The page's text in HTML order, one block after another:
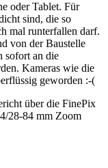
oder Tablet. Für
sind, die so
mal runterfallen darf.
von der Baustelle
sofort an die
Kameras wie die
geworden :-(
über die FinePix
28-84 mm Zoom